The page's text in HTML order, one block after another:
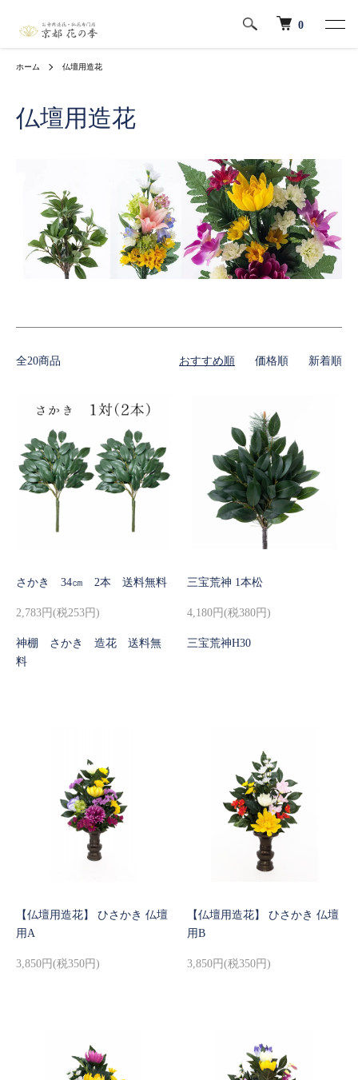
0
ホーム 仏壇用造花
仏壇用造花
全20商品 おすすめ順 価格順 新着順
さかき 34㎝ 2本 送料無料
2,783円(税253円)
神棚 さかき 造花 送料無
料
三宝荒神 1本松
4,180円(税380円)
三宝荒神H30
【仏壇用造花】 ひさかき 仏壇
用A
3,850円(税350円)
【仏壇用造花】 ひさかき 仏壇
用B
3,850円(税350円)